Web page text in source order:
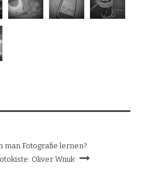
man Fotografie lernen?
Oliver Wnuk